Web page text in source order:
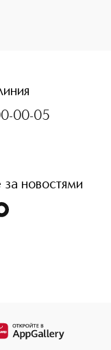
00-05
новостями